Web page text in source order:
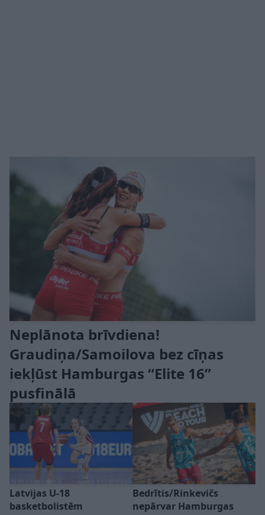
Neplānota brīvdiena!
Graudiņa/Samoilova bez cīņas
iekļūst Hamburgas “Elite 16”
pusfinālā
Latvijas U-18
basketbolistēm
Bedrītis/Rinkevičs
nepārvar Hamburgas